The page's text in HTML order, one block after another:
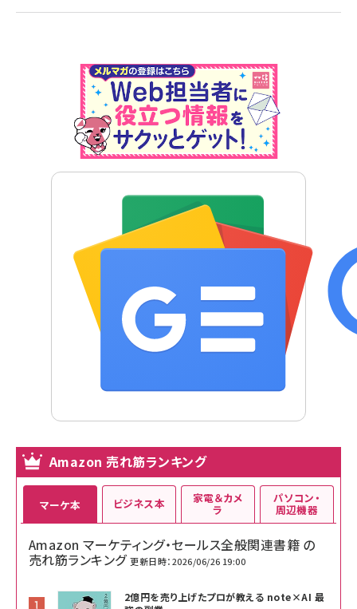
Amazon 売れ筋ランキング
マーケ本
Amazon マーケティング・セールス全般関連書籍 の
売れ筋ランキング 更新日時：2026/06/26 19:00
2億円を売り上げたプロが教える note×AI 最
ビジネス本 家電＆カメ
ラ
パソコン・
周辺機器